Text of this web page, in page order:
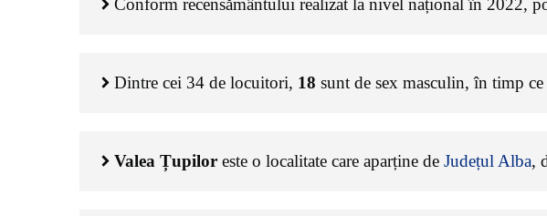
Dintre cei 34 de locuitori, 18 sunt de sex masculin, în timp
Valea Țupilor este o localitate care aparține de Județul Alba,